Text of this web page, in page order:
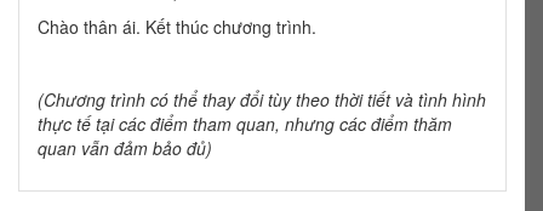
Chào thân ái. Kết thúc chương trình.
(Chương trình có thể thay đổi tùy theo thời tiết và tình hình
thực tế tại các điểm tham quan, nhưng các điểm thăm
quan vẫn đảm bảo đủ)